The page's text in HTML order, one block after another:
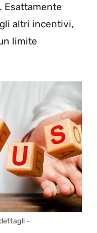
. Esattamente
altri incentivi,
limite
–